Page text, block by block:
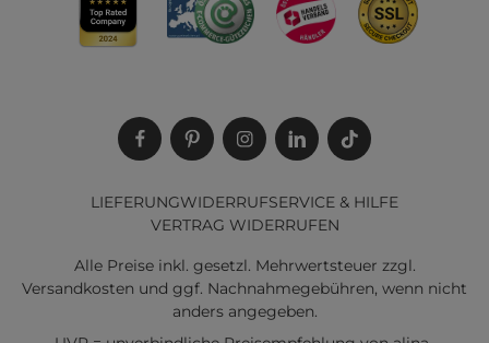
LIEFERUNGWIDERRUFSERVICE & HILFE
VERTRAG WIDERRUFEN
Alle Preise inkl. gesetzl. Mehrwertsteuer zzgl.
Versandkosten und ggf. Nachnahmegebühren, wenn nicht
anders angegeben.